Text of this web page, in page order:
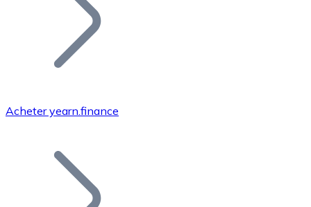
Bitcoin
Acheter yearn.finance